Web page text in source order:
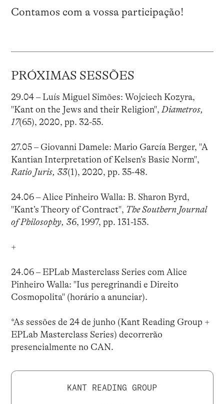
Contamos com a vossa participação!
PRÓXIMAS SESSÕES
29.04 – Luís Miguel Simões: Wojciech Kozyra,
"Kant on the Jews and their Religion", Diametros,
17(65), 2020, pp. 32-55.
27.05 – Giovanni Damele: Mario García Berger, "A
Kantian Interpretation of Kelsen’s Basic Norm",
Ratio Juris, 33(1), 2020, pp. 35-48.
24.06 – Alice Pinheiro Walla: B. Sharon Byrd,
"Kant’s Theory of Contract", The Southern Journal
of Philosophy, 36, 1997, pp. 131-153.
+
24.06 – EPLab Masterclass Series com Alice
Pinheiro Walla: "Ius peregrinandi e Direito
Cosmopolita" (horário a anunciar).
*As sessões de 24 de junho (Kant Reading Group +
EPLab Masterclass Series) decorrerão
presencialmente no CAN.
KANT READING GROUP